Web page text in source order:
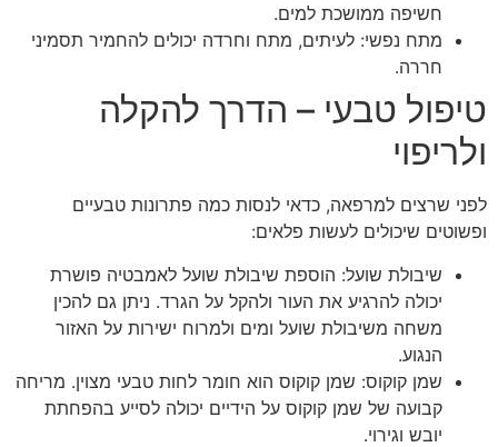
חשיפה ממושכת למים.
מתח נפשי: לעיתים, מתח וחרדה יכולים להחמיר תסמיני
חררה.
טיפול טבעי – הדרך להקלה
ולריפוי
לפני שרצים למרפאה, כדאי לנסות כמה פתרונות טבעיים
ופשוטים שיכולים לעשות פלאים:
שיבולת שועל: הוספת שיבולת שועל לאמבטיה פושרת
יכולה להרגיע את העור ולהקל על הגרד. ניתן גם להכין
משחה משיבולת שועל ומים ולמרוח ישירות על האזור
הנגוע.
שמן קוקוס: שמן קוקוס הוא חומר לחות טבעי מצוין. מריחה
קבועה של שמן קוקוס על הידיים יכולה לסייע בהפחתת
יובש וגירוי.